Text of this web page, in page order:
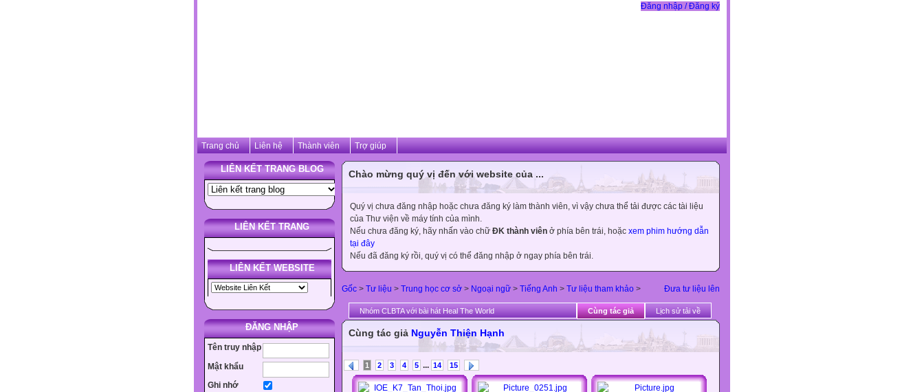
Đăng nhập / Đăng ký
Trang chủ Liên hệ Thành viên Trợ giúp
LIÊN KẾT TRANG BLOG
LIÊN KẾT TRANG
LIÊN KẾT WEBSITE
ĐĂNG NHẬP
Tên truy nhập
Mật khẩu
Ghi nhớ
Chào mừng quý vị đến với website của ...
Quý vị chưa đăng nhập hoặc chưa đăng ký làm thành viên, vì vậy chưa thể tải được các tài liệu
của Thư viện về máy tính của mình.
Nếu chưa đăng ký, hãy nhấn vào chữ ĐK thành viên ở phía bên trái, hoặc xem phim hướng dẫn
tại đây
Nếu đã đăng ký rồi, quý vị có thể đăng nhập ở ngay phía bên trái.
Đưa tư liệu lên
Gốc > Tư liệu > Trung học cơ sở > Ngoại ngữ > Tiếng Anh > Tư liệu tham khảo >
Nhóm CLBTA với bài hát Heal The World Cùng tác giả Lịch sử tải về
Cùng tác giả Nguyễn Thiện Hạnh
1 2 3 4 5 ... 14 15